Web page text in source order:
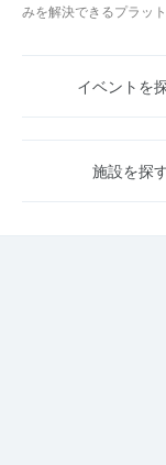
みを解決できるプラッ
イベントを
施設を探